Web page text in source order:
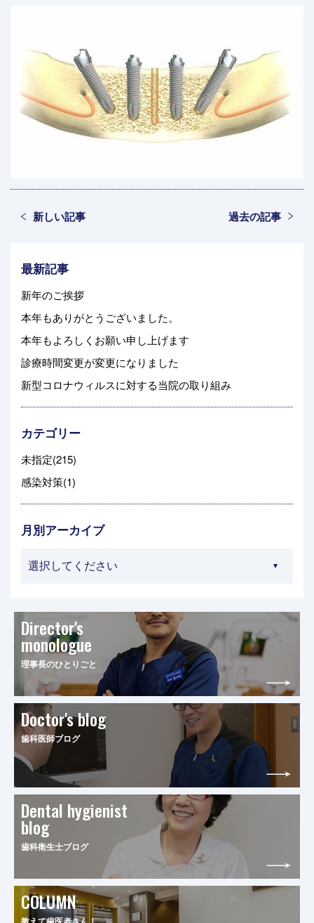
新しい記事 過去の記事
最新記事
新年のご挨拶
本年もありがとうございました。
本年もよろしくお願い申し上げます
診療時間変更が変更になりました
新型コロナウィルスに対する当院の取り組み
カテゴリー
未指定(215)
感染対策(1)
月別アーカイブ
Director's
monologue
理事長のひとりごと
Doctor's blog
歯科医師ブログ
Dental hygienist
blog
歯科衛生士ブログ
COLUMN